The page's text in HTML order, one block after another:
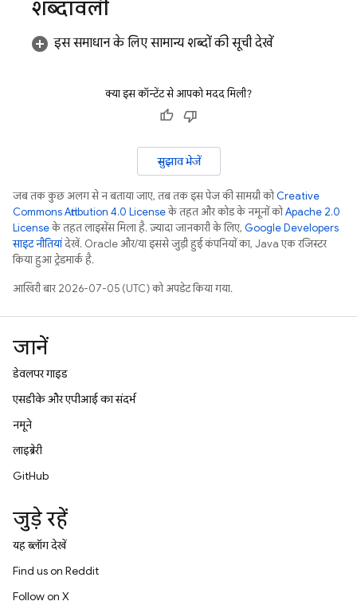
शब्दावली
इस समाधान के लिए सामान्य शब्दों की सूची देखें
क्या इस कॉन्टेंट से आपको मदद मिली?
सुझाव भेजें
जब तक कुछ अलग से न बताया जाए, तब तक इस पेज की सामग्री कोCreative
Commons Attribution 4.0 Licenseके तहत और कोड के नमूनों कोApache 2.0
Licenseके तहत लाइसेंस मिला है. ज़्यादा जानकारी के लिए, Google Developers
साइट नीतियांदेखें. Oracle और/या इससे जुड़ी हुई कंपनियों का, Java एक रजिस्टर
किया हुआ ट्रेडमार्क है.
आखिरी बार 2026-07-05 (UTC) को अपडेट किया गया.
जानें
डेवलपर गाइड
एसडीके और एपीआई का संदर्भ
नमूने
लाइब्रेरी
GitHub
जुड़े रहें
यह ब्लॉग देखें
Find us on Reddit
Follow on X